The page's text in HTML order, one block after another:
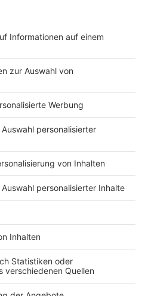
eine Kaper wickeln. Die
schneiden. Zum
Limettenscheibe mit einer
auf die Schnitzel legen.
by Nelson Müller
der Küche, bei uns die
Nelson Müller lädt uns
ein. Ab sofort versorgt
Rezepten zum
lassen. Nelson nimmt
weiht uns in die
Profikochs ein. Der